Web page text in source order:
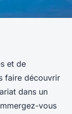
dans
en
et de
faire découvrir
dans un
vous